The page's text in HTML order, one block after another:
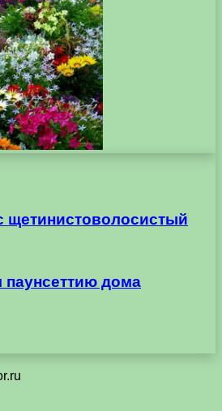
щетинистоволосистый
дома